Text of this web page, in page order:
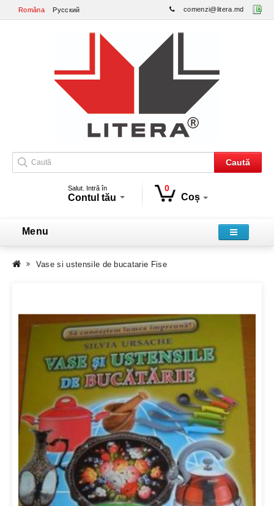
Româna Русский comenzi@litera.md
Caută
Salut. Intră în
Contul tău
0
Coș
Menu
Vase si ustensile de bucatarie Fise